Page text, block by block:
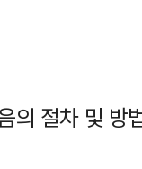
절차 및 방